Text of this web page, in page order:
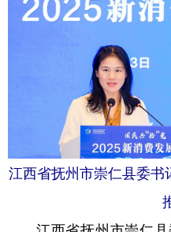
江西省抚州市崇仁县委书